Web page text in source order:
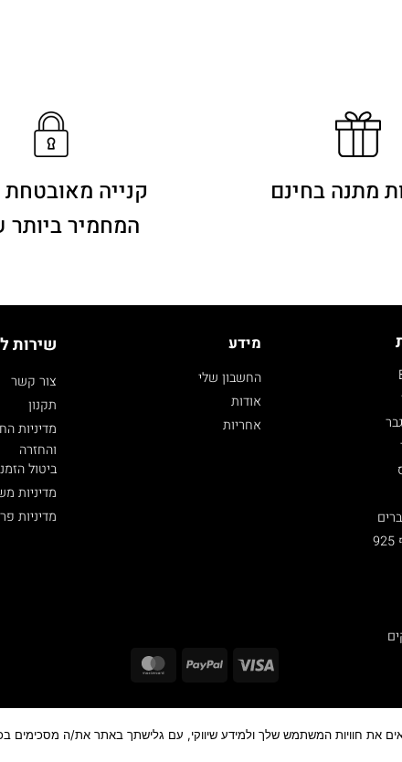
מתנה בחינם
קנייה
המחמיר
מידע
החשבון שלי
אודות
אחריות
שירות
צור קשר
תקנון
מדיניות
והחזרה
ביטול
מדיניות
מדיניות
Visa
PayPal
כל הזכויות שמורות © MensJewelry
את חוויות המשתמש שלך ולמידע שיווקי, עם גלישתך באתר את/ה מסכימים